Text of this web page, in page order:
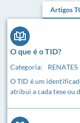
Artigos
O que é o TID?
Categoria:
RENATES
O TID é um
atribui a cada tese ou